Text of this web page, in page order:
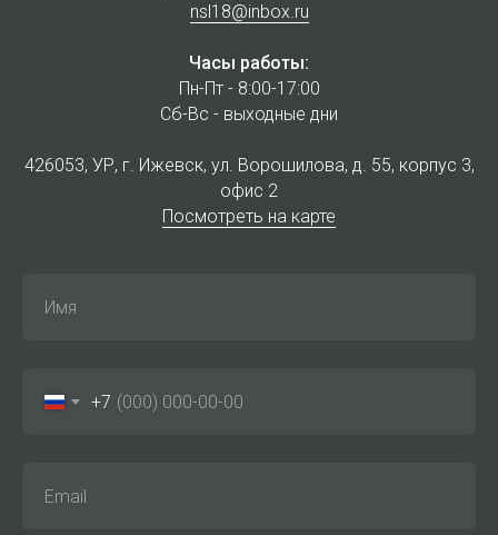
nsl18@inbox.ru
Часы работы:
Пн-Пт - 8:00-17:00
Сб-Вс - выходные дни
426053, УР, г. Ижевск, ул. Ворошилова, д. 55, корпус 3,
офис 2
Посмотреть на карте
+7